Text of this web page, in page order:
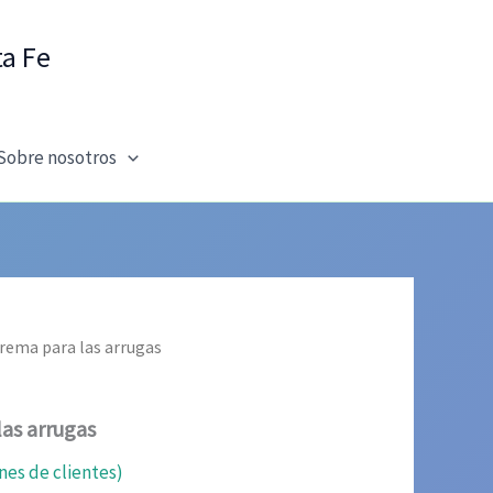
Fe
nosotros
para las arrugas
arrugas
de clientes)